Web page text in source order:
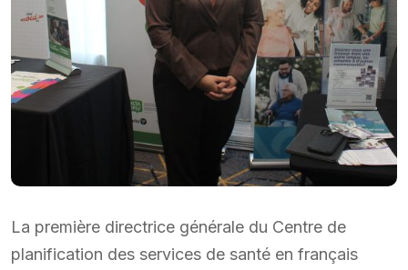
La première directrice générale du Centre de
planification des services de santé en français